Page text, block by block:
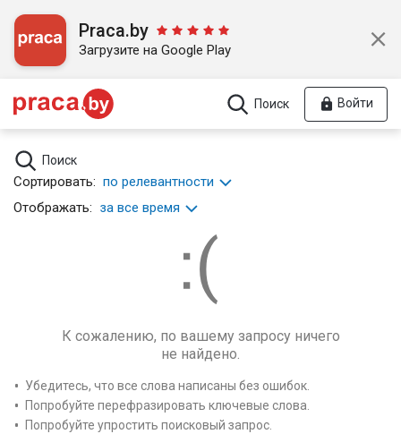
Praca.by
Загрузите на Google Play
Поиск Войти
Поиск
Сортировать: по релевантности
Отображать: за все время
К сожалению, по вашему запросу ничего
не найдено.
Убедитесь, что все слова написаны без ошибок.
Попробуйте перефразировать ключевые слова.
Попробуйте упростить поисковый запрос.